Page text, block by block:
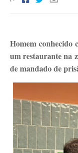
Homem
um restaurante na
de mandado de